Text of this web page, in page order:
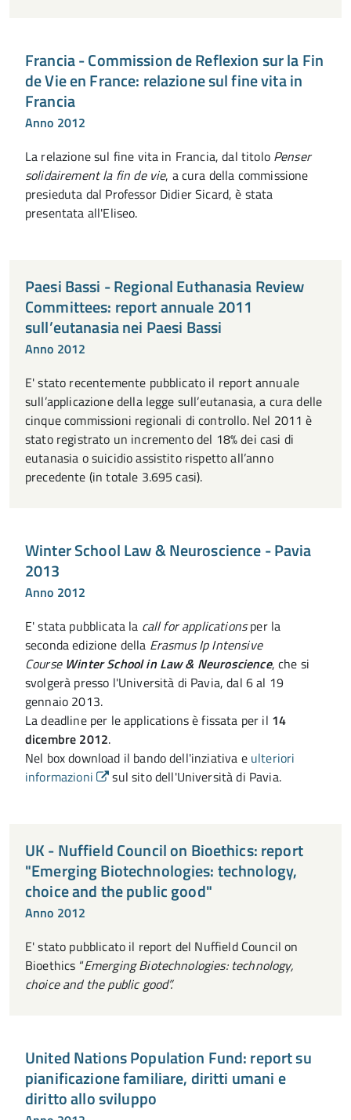
Francia - Commission de Reflexion sur la Fin
de Vie en France: relazione sul fine vita in
Francia
Anno 2012
La relazione sul fine vita in Francia, dal titolo Penser
solidairement la fin de vie, a cura della commissione
presieduta dal Professor Didier Sicard, è stata
presentata all'Eliseo.
Paesi Bassi - Regional Euthanasia Review
Committees: report annuale 2011
sull’eutanasia nei Paesi Bassi
Anno 2012
E' stato recentemente pubblicato il report annuale
sull’applicazione della legge sull’eutanasia, a cura delle
cinque commissioni regionali di controllo. Nel 2011 è
stato registrato un incremento del 18% dei casi di
eutanasia o suicidio assistito rispetto all’anno
precedente (in totale 3.695 casi).
Winter School Law & Neuroscience - Pavia
2013
Anno 2012
E' stata pubblicata la call for applicationsper la
seconda edizione della Erasmus Ip Intensive
Course Winter School in Law & Neuroscience, che si
svolgerà presso l'Università di Pavia, dal 6 al 19
gennaio 2013.
La deadline per le applications è fissata per il 14
dicembre 2012.
Nel box download il bando dell'inziativa e ulteriori
informazioni
sul sito dell'Università di Pavia.
UK - Nuffield Council on Bioethics: report
"Emerging Biotechnologies: technology,
choice and the public good"
Anno 2012
E' stato pubblicato il report del Nuffield Council on
Bioethics “Emerging Biotechnologies: technology,
choice and the public good”.
United Nations Population Fund: report su
pianificazione familiare, diritti umani e
diritto allo sviluppo